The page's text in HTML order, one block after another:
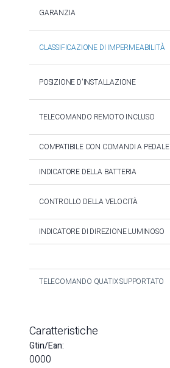
GARANZIA
CLASSIFICAZIONE DI IMPERMEABILITÀ
POSIZIONE D'INSTALLAZIONE
TELECOMANDO REMOTO INCLUSO
COMPATIBILE CON COMANDI A PEDALE
INDICATORE DELLA BATTERIA
CONTROLLO DELLA VELOCITÀ
INDICATORE DI DIREZIONE LUMINOSO
TELECOMANDO QUATIX SUPPORTATO
Caratteristiche
Gtin/Ean:
0000